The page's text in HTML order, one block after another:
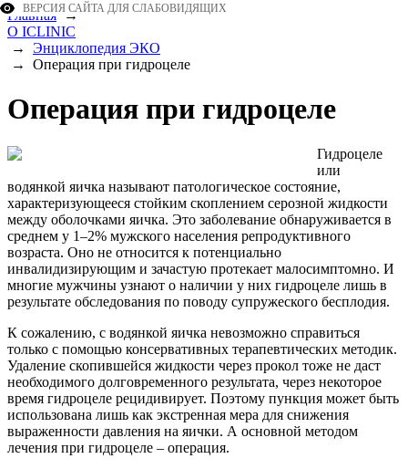
ВЕРСИЯ САЙТА ДЛЯ СЛАБОВИДЯЩИХ
Главная→
О ICLINIC
→ Энциклопедия ЭКО
→ Операция при гидроцеле
Операция при гидроцеле
Гидроцеле
или
водянкой яичка называют патологическое состояние,
характеризующееся стойким скоплением серозной жидкости
между оболочками яичка. Это заболевание обнаруживается в
среднем у 1–2% мужского населения репродуктивного
возраста. Оно не относится к потенциально
инвалидизирующим и зачастую протекает малосимптомно. И
многие мужчины узнают о наличии у них гидроцеле лишь в
результате обследования по поводу супружеского бесплодия.
К сожалению, с водянкой яичка невозможно справиться
только с помощью консервативных терапевтических методик.
Удаление скопившейся жидкости через прокол тоже не даст
необходимого долговременного результата, через некоторое
время гидроцеле рецидивирует. Поэтому пункция может быть
использована лишь как экстренная мера для снижения
выраженности давления на яички. А основной методом
лечения при гидроцеле – операция.